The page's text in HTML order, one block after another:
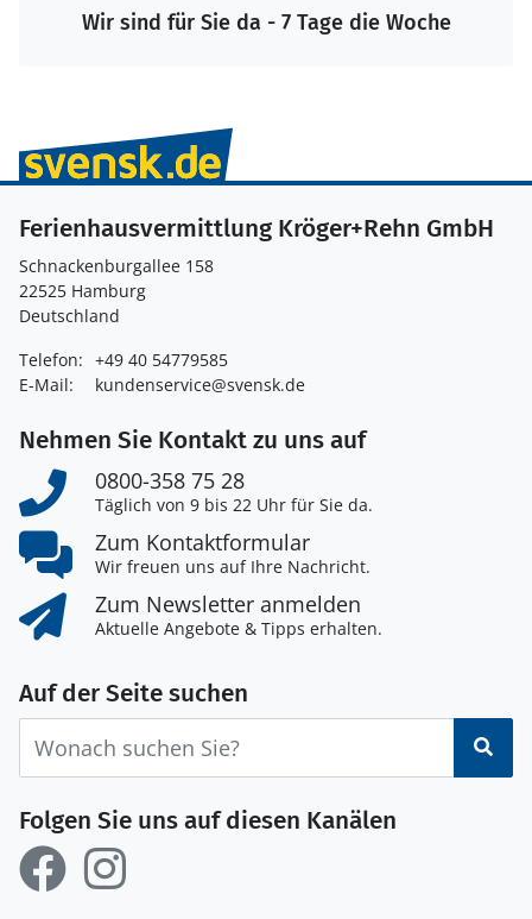
Wir sind für Sie da - 7 Tage die Woche
Ferienhausvermittlung Kröger+Rehn GmbH
Schnackenburgallee 158
22525 Hamburg
Deutschland
Telefon: +49 40 54779585
E-Mail:
kundenservice@svensk.de
Nehmen Sie Kontakt zu uns auf
0800-358 75 28
Täglich von 9 bis 22 Uhr für Sie da.
Zum Kontaktformular
Wir freuen uns auf Ihre Nachricht.
Zum Newsletter anmelden
Aktuelle Angebote & Tipps erhalten.
Auf der Seite suchen
Folgen Sie uns auf diesen Kanälen